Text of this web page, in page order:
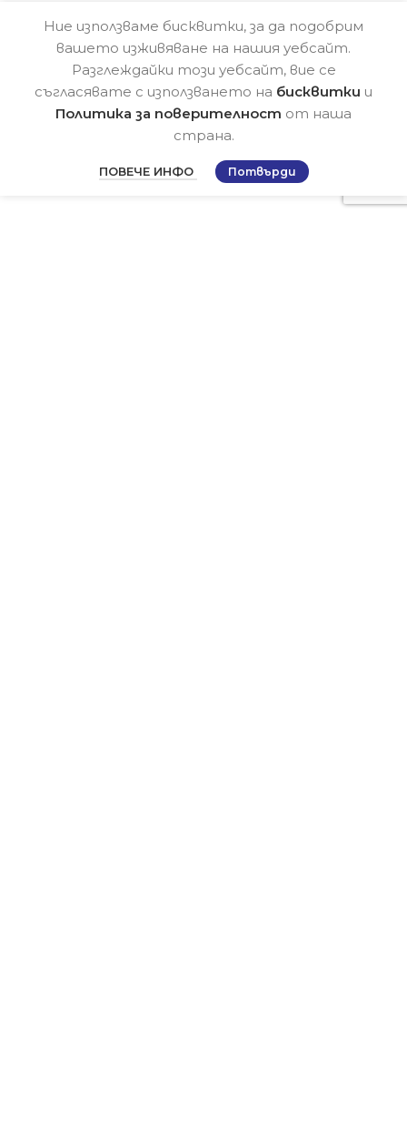
Ние използваме бисквитки, за да подобрим
вашето изживяване на нашия уебсайт.
Разглеждайки този уебсайт, вие се
съгласявате с използването на бисквитки и
Политика за поверителност от наша
страна.
ПОВЕЧЕ ИНФО Потвърди